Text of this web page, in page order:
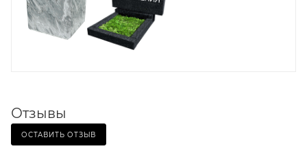
Отзывы
ОСТАВИТЬ ОТЗЫВ